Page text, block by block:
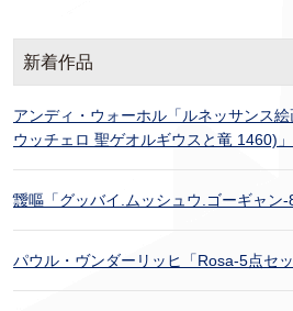
新着作品
アンディ・ウォーホル「ルネッサンス
ウッチェロ 聖ゲオルギウスと竜 1460)
靉嘔「グッバイ.ムッシュウ.ゴーギャン
パウル・ヴンダーリッヒ「Rosa-5点セ